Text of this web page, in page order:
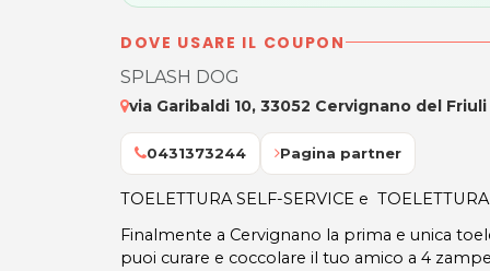
DOVE USARE IL COUPON
SPLASH DOG
via Garibaldi 10, 33052 Cervignano del Friuli
0431373244 Pagina partner
TOELETTURA SELF-SERVICE e
Finalmente a Cervignano la prima e unica
puoi curare e coccolare il tuo amico a 4